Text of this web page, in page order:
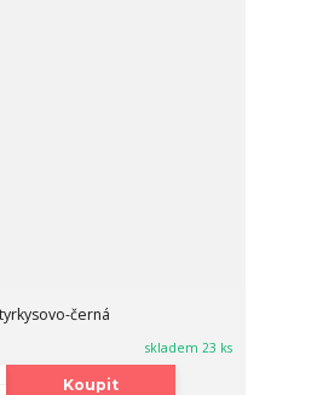
černá
skladem 23 ks
Koupit